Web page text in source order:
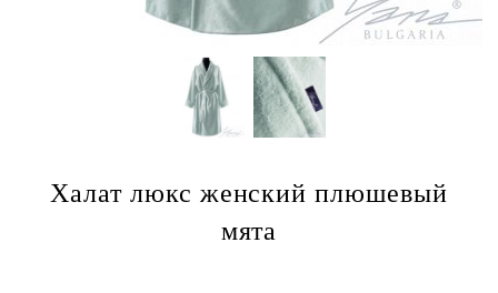
Халат люкс женский плюшевый
мята